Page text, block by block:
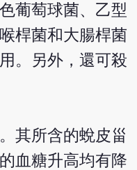
葡萄球菌、乙型
桿菌和大腸桿菌
。另外，還可殺
其所含的蛻皮甾
血糖升高均有降